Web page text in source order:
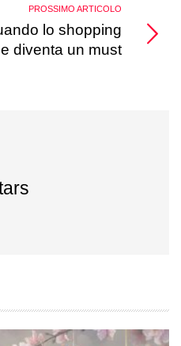
PROSSIMO ARTICOLO
lo shopping
diventa un must